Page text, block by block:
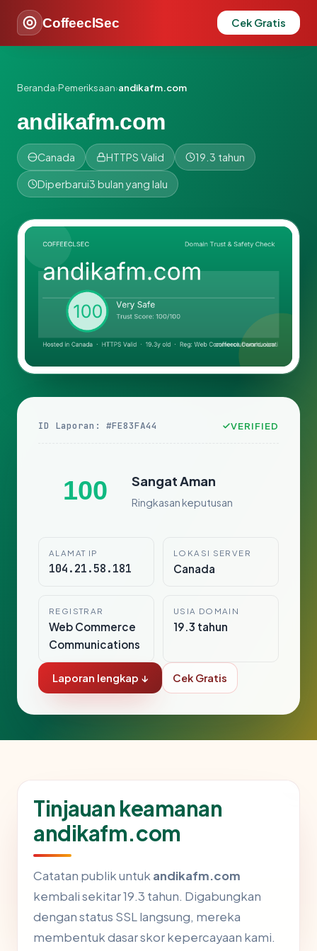
CoffeeclSec Cek Gratis
Beranda›Pemeriksaan›andikafm.com
andikafm.com
Canada HTTPS Valid 19.3 tahun
Diperbarui3 bulan yang lalu
ID Laporan: #FE83FA44 VERIFIED
100 Sangat Aman
Ringkasan keputusan
ALAMAT IP
104.21.58.181
LOKASI SERVER
Canada
REGISTRAR
Web Commerce
Communications
USIA DOMAIN
19.3 tahun
Laporan lengkap ↓ Cek Gratis
Tinjauan keamanan
andikafm.com
Catatan publik untukandikafm.com
kembali sekitar 19.3 tahun. Digabungkan
dengan status SSL langsung, mereka
membentuk dasar skor kepercayaan kami.